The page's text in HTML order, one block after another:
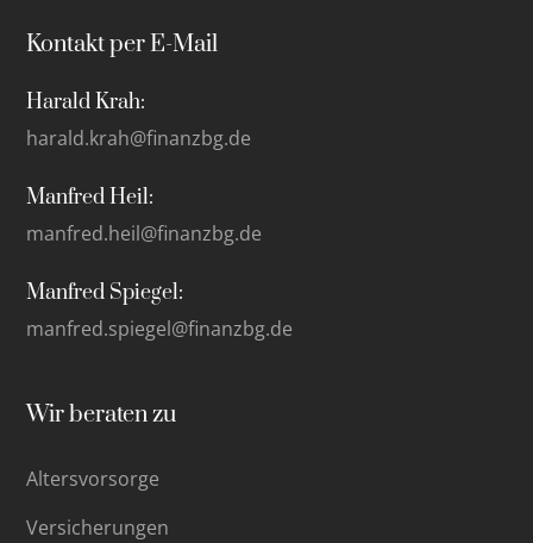
Kontakt per E-Mail
Harald Krah:
harald.krah@finanzbg.de
Manfred Heil:
manfred.heil@finanzbg.de
Manfred Spiegel:
manfred.spiegel@finanzbg.de
Wir beraten zu
Altersvorsorge
Versicherungen